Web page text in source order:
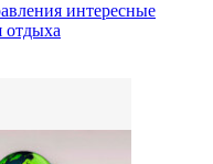
интересные
отдыха